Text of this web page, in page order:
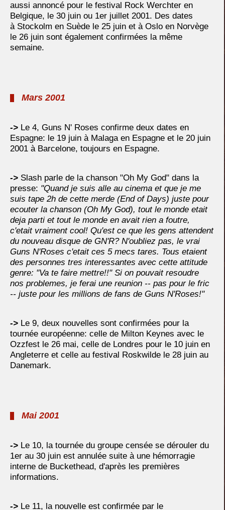
aussi annoncé pour le festival Rock Werchter en
Belgique, le 30 juin ou 1er juillet 2001. Des dates
à Stockolm en Suède le 25 juin et à Oslo en Norvège
le 26 juin sont également confirmées la même
semaine.
Mars 2001
-> Le 4, Guns N' Roses confirme deux dates en
Espagne: le 19 juin à Malaga en Espagne et le 20 juin
2001 à Barcelone, toujours en Espagne.
-> Slash parle de la chanson "Oh My God" dans la
presse: "Quand je suis alle au cinema et que je me
suis tape 2h de cette merde (End of Days) juste pour
ecouter la chanson (Oh My God), tout le monde etait
deja parti et tout le monde en avait rien a foutre,
c'etait vraiment cool! Qu'est ce que les gens attendent
du nouveau disque de GN'R? N'oubliez pas, le vrai
Guns N'Roses c'etait ces 5 mecs tares. Tous etaient
des personnes tres interessantes avec cette attitude
genre: "Va te faire mettre!!" Si on pouvait resoudre
nos problemes, je ferai une reunion -- pas pour le fric
-- juste pour les millions de fans de Guns N'Roses!"
-> Le 9, deux nouvelles sont confirmées pour la
tournée européenne: celle de Milton Keynes avec le
Ozzfest le 26 mai, celle de Londres pour le 10 juin en
Angleterre et celle au festival Roskwilde le 28 juin au
Danemark.
Mai 2001
-> Le 10, la tournée du groupe censée se dérouler du
1er au 30 juin est annulée suite à une hémorragie
interne de Buckethead, d'après les premières
informations.
-> Le 11, la nouvelle est confirmée par le